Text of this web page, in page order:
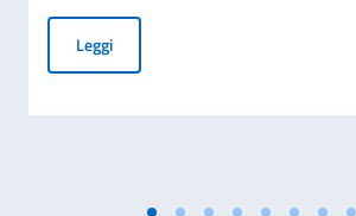
LeggiPrima visita ufficiale